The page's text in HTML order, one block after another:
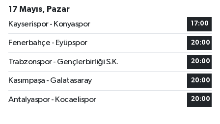
17 Mayıs, Pazar
Kayserispor - Konyaspor
17:00
Fenerbahçe - Eyüpspor 20:00
Trabzonspor - Gençlerbirliği S.K. 20:00
Kasımpaşa - Galatasaray 20:00
Antalyaspor - Kocaelispor 20:00